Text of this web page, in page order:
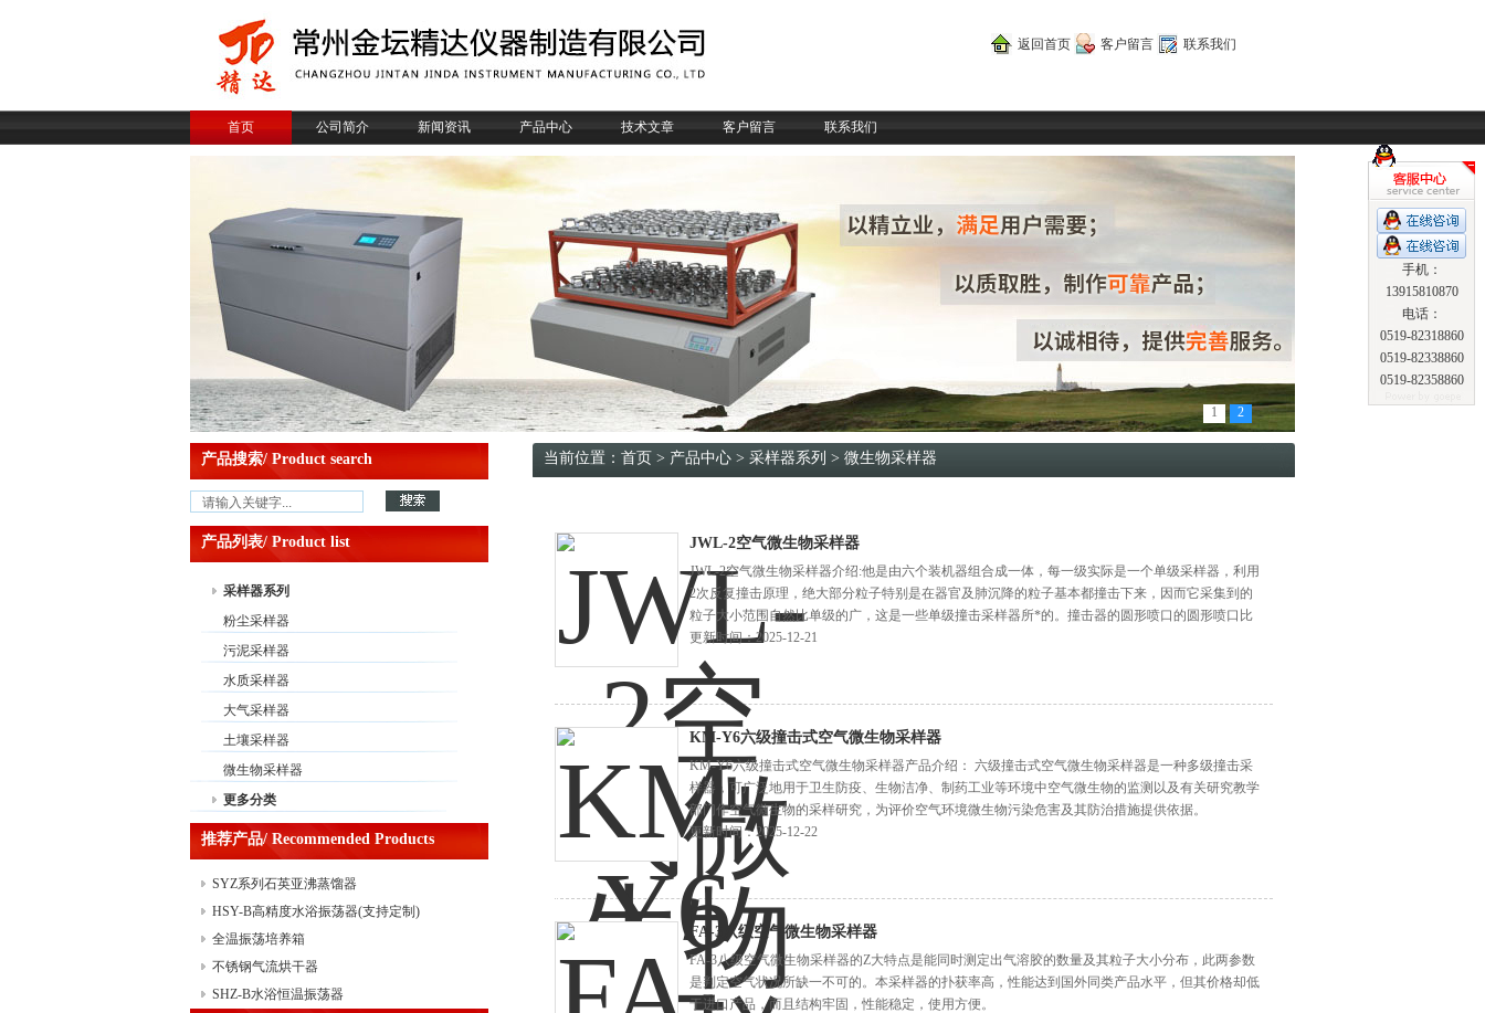
返回首页 客户留言 联系我们
首页 公司简介 新闻资讯 产品中心 技术文章 客户留言 联系我们
1 2
手机：
13915810870
电话：
0519-82318860
0519-82338860
0519-82358860
产品搜索/ Product search
产品列表/ Product list
采样器系列
粉尘采样器
污泥采样器
水质采样器
大气采样器
土壤采样器
微生物采样器
更多分类
推荐产品/ Recommended Products
SYZ系列石英亚沸蒸馏器
HSY-B高精度水浴振荡器(支持定制)
全温振荡培养箱
不锈钢气流烘干器
SHZ-B水浴恒温振荡器
当前位置： 首页 > 产品中心 > 采样器系列 > 微生物采样器
JWL-2空气微生物采样器
JWL-2空气微生物采样器介绍:他是由六个装机器组合成一体，每一级实际是一个单级采样器，利用
2次反复撞击原理，绝大部分粒子特别是在器官及肺沉降的粒子基本都撞击下来，因而它采集到的
粒子大小范围自然比单级的广，这是一些单级撞击采样器所*的。撞击器的圆形喷口的圆形喷口比
裂隙式等喷口有更高的采样效率。
更新时间：2025-12-21
KM-Y6六级撞击式空气微生物采样器
KM-Y6六级撞击式空气微生物采样器产品介绍： 六级撞击式空气微生物采样器是一种多级撞击采
样器，可广泛地用于卫生防疫、生物洁净、制药工业等环境中空气微生物的监测以及有关研究教学
部门作空气微生物的采样研究，为评价空气环境微生物污染危害及其防治措施提供依据。
更新时间：2025-12-22
FA-3八级空气微生物采样器
FA-3八级空气微生物采样器的Z大特点是能同时测定出气溶胶的数量及其粒子大小分布，此两参数
是判定空气状况所缺一不可的。本采样器的扑获率高，性能达到国外同类产品水平，但其价格却低
于进口产品，而且结构牢固，性能稳定，使用方便。